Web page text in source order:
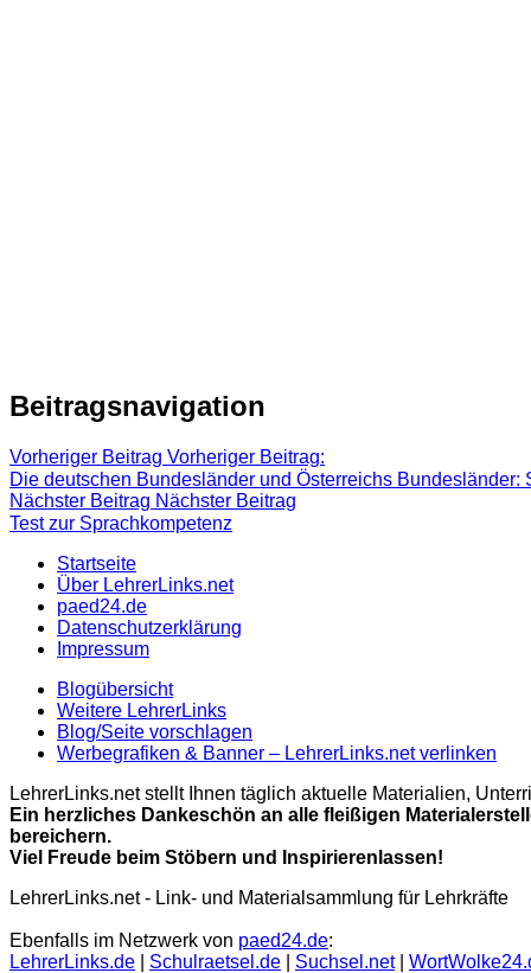
Beitragsnavigation
Vorheriger Beitrag Vorheriger Beitrag:
Die deutschen Bundesländer und Österreichs Bundesländer:
Nächster Beitrag Nächster Beitrag
Test zur Sprachkompetenz
Startseite
Über LehrerLinks.net
paed24.de
Datenschutzerklärung
Impressum
Blogübersicht
Weitere LehrerLinks
Blog/Seite vorschlagen
Werbegrafiken & Banner – LehrerLinks.net verlinken
LehrerLinks.net stellt Ihnen täglich aktuelle Materialien,
Ein herzliches Dankeschön an alle fleißigen
bereichern.
Viel Freude beim Stöbern und Inspirierenlassen!
LehrerLinks.net - Link- und Materialsammlung für Lehrkräfte
Ebenfalls im Netzwerk von paed24.de:
LehrerLinks.de
Schulraetsel.de Suchsel.net|